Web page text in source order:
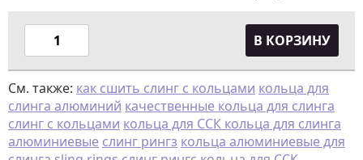
В КОРЗИНУ
См. также: как сшить слинг с кольцами кольца для
слинга алюминий качественные кольца для слинга
слинг с кольцами кольца для ССК кольца для слинга
алюминиевые слинг рингз кольца алюминиевые для